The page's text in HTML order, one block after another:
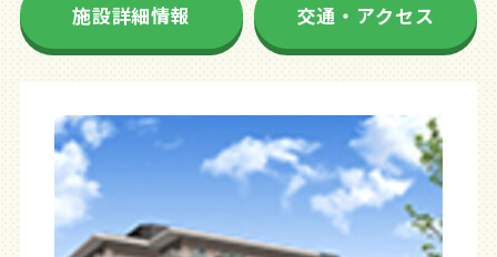
施設詳細情報 交通・アクセス